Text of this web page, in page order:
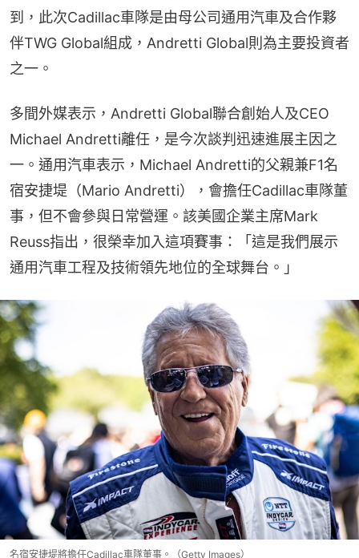
到，此次Cadillac車隊是由母公司通用汽車及合作夥
伴TWG Global組成，Andretti Global則為主要投資者
之一。
多間外媒表示，Andretti Global聯合創始人及CEO
Michael Andretti離任，是今次談判迅速進展主因之
一。通用汽車表示，Michael Andretti的父親兼F1名
宿安捷堤（Mario Andretti），會擔任Cadillac車隊董
事，但不會參與日常營運。該美國企業主席Mark
Reuss指出，很榮幸加入這項賽事：「這是我們展示
通用汽車工程及技術領先地位的全球舞台。」
名宿安捷堤將擔任Cadillac車隊董事。（Getty Images）